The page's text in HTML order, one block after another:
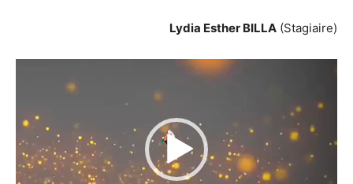
Lydia Esther BILLA (Stagiaire)
Lecteur